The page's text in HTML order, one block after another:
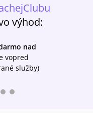
také trapných
láskách, v němž se
co je týmová hra.
výhod:
nad
vopred
služby)